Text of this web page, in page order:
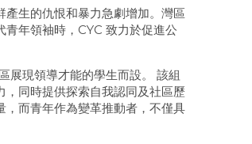
生的仇恨和暴力急劇增加。灣區
年領袖時，CYC 致力於促進公
展現領導才能的學生而設。 該組
同時提供探索自我認同及社區歷
，而青年作為變革推動者，不僅具